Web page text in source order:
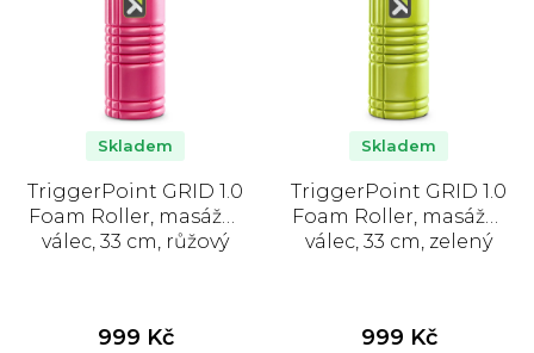
TriggerPoint GRID 1.0
Foam Roller, masážní
válec, 33 cm, růžový
Skladem
999 Kč
TriggerPoint GRID 1.0
Foam Roller, masážní
válec, 33 cm, zelený
Skladem
999 Kč